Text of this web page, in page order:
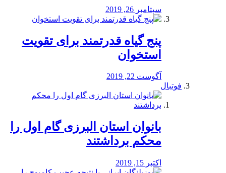
سپتامبر 26, 2019
پنج گیاه قدرتمند برای تقویت
استخوان
آگوست 22, 2019
فوتبال
بانوان استان البرزی گام اول را
محكم برداشتند
اکتبر 15, 2019